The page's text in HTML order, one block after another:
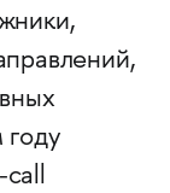
году
call